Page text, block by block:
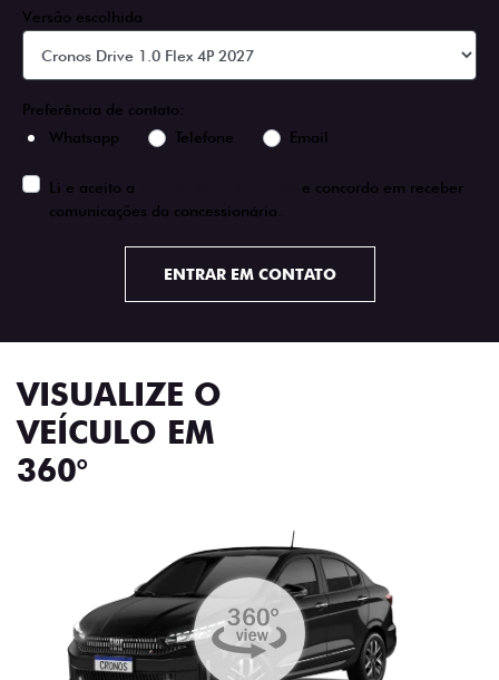
Versão escolhida
Preferência de contato:
Whatsapp
Telefone Email
Li e aceito a
e concordo em receber
comunicações da concessionária.
ENTRAR EM CONTATO
VISUALIZE O
VEÍCULO EM
360°